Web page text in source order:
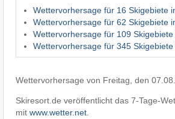
Wettervorhersage für 16 Skigebiete
Wettervorhersage für 62 Skigebiete
Wettervorhersage für 109
Wettervorhersage für 345
Wettervorhersage von Freitag, den
Skiresort.de veröffentlicht das 7-Tage-
mit www.wetter.net.